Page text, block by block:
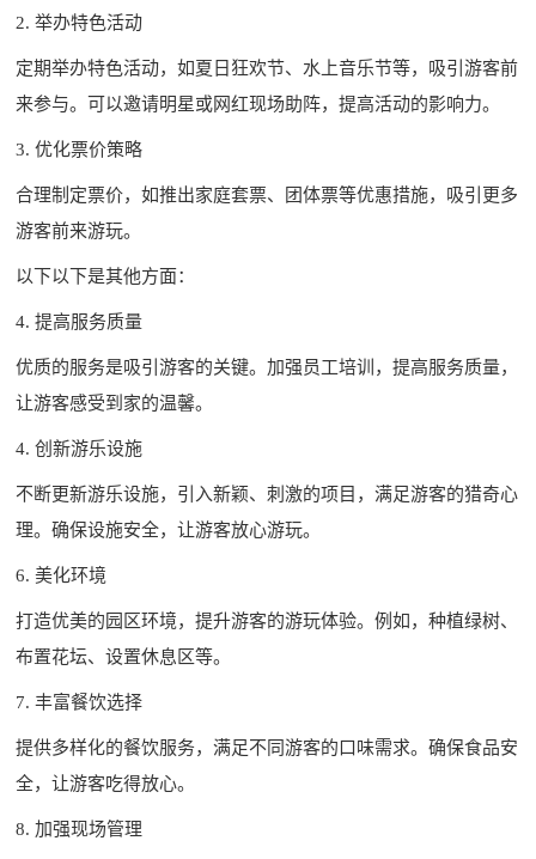
2. 举办特色活动
定期举办特色活动，如夏日狂欢节、水上音乐节等，吸引游客前
来参与。可以邀请明星或网红现场助阵，提高活动的影响力。
3. 优化票价策略
合理制定票价，如推出家庭套票、团体票等优惠措施，吸引更多
游客前来游玩。
以下以下是其他方面：
4. 提高服务质量
优质的服务是吸引游客的关键。加强员工培训，提高服务质量，
让游客感受到家的温馨。
4. 创新游乐设施
不断更新游乐设施，引入新颖、刺激的项目，满足游客的猎奇心
理。确保设施安全，让游客放心游玩。
6. 美化环境
打造优美的园区环境，提升游客的游玩体验。例如，种植绿树、
布置花坛、设置休息区等。
7. 丰富餐饮选择
提供多样化的餐饮服务，满足不同游客的口味需求。确保食品安
全，让游客吃得放心。
8. 加强现场管理